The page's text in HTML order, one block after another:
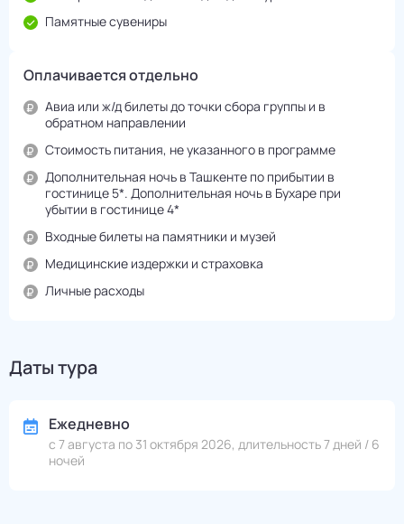
Памятные сувениры
Оплачивается отдельно
Авиа или ж/д билеты до точки сбора группы и в
обратном направлении
Стоимость питания, не указанного в программе
Дополнительная ночь в Ташкенте по прибытии в
гостинице 5*. Дополнительная ночь в Бухаре при
убытии в гостинице 4*
Входные билеты на памятники и музей
Медицинские издержки и страховка
Личные расходы
Даты тура
Ежедневно
с 7 августа по 31 октября 2026, длительность 7 дней / 6
ночей